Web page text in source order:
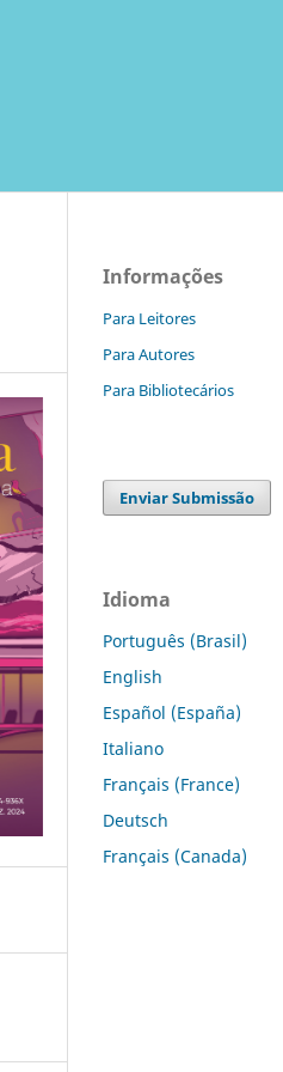
Informações
Para Leitores
Para Autores
Para Bibliotecários
Enviar Submissão
Idioma
Português (Brasil)
English
Español (España)
Italiano
Français (France)
Deutsch
Français (Canada)